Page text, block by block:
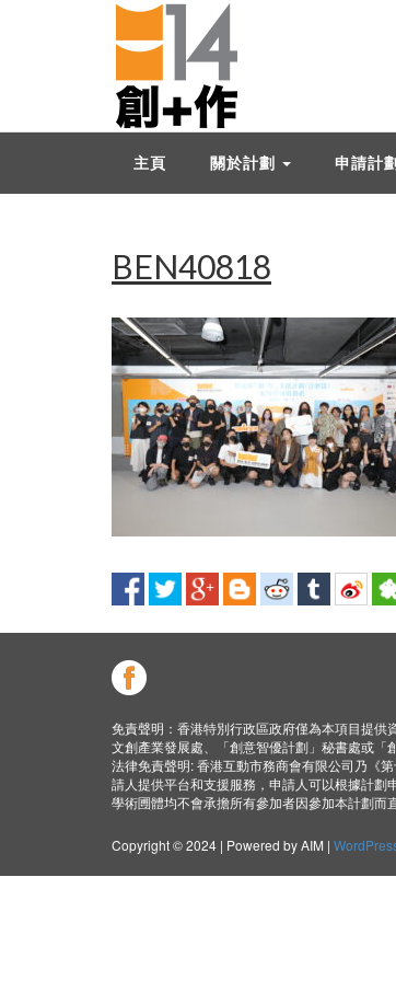
主頁 關於計劃 申請計
BEN40818
免責聲明：香港特別行政區政府僅為本項目提
文創產業發展處、「創意智優計劃」秘書處或「
法律免責聲明: 香港互動市務商會有限公司乃《
請人提供平台和支援服務，申請人可以根據計
學術圑體均不會承擔所有參加者因參加本計劃而
Copyright © 2024 | Powered by AIM |